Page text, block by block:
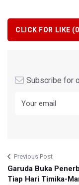
CLICK FOR LIKE (0
Subscribe for
Previous Post
Garuda Buka
Tiap Hari Timika-